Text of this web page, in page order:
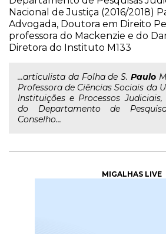
Nacional de Justiça (2016/2018)
Advogada, Doutora em Direito
professora do Mackenzie e do
Diretora do Instituto M133
...articulista da Folha de S. Paulo
Professora de Ciências Sociais da
Instituições e Processos
do Departamento de
Conselho...
MIGALHAS LIVE